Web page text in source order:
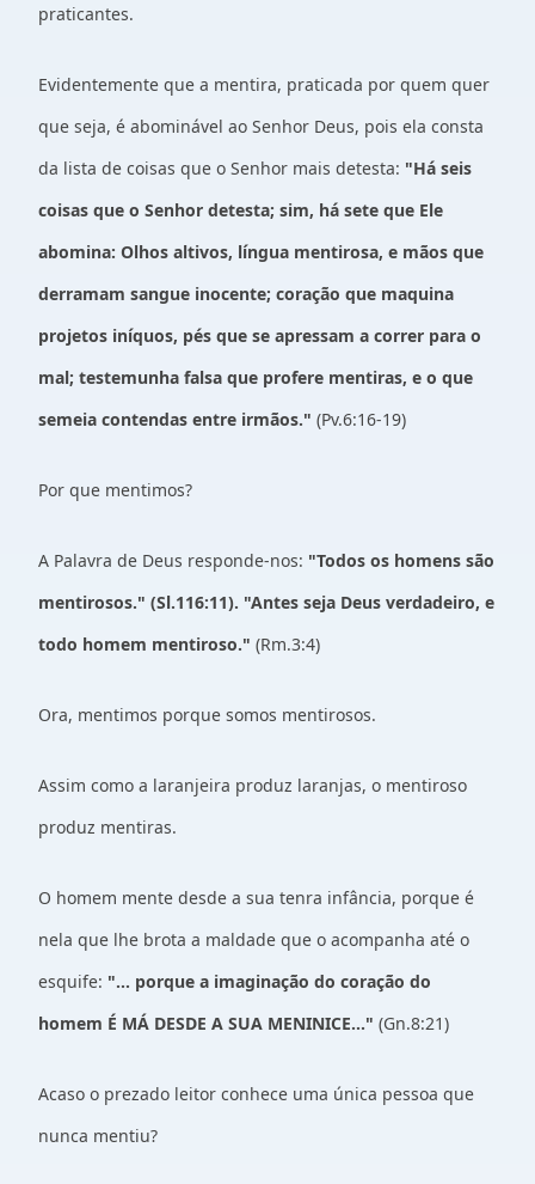
praticantes.
Evidentemente que a mentira, praticada por quem quer
que seja, é abominável ao Senhor Deus, pois ela consta
da lista de coisas que o Senhor mais detesta: "Há seis
coisas que o Senhor detesta; sim, há sete que Ele
abomina: Olhos altivos, língua mentirosa, e mãos que
derramam sangue inocente; coração que maquina
projetos iníquos, pés que se apressam a correr para o
mal; testemunha falsa que profere mentiras, e o que
semeia contendas entre irmãos." (Pv.6:16-19)
Por que mentimos?
A Palavra de Deus responde-nos: "Todos os homens são
mentirosos." (Sl.116:11). "Antes seja Deus verdadeiro, e
todo homem mentiroso." (Rm.3:4)
Ora, mentimos porque somos mentirosos.
Assim como a laranjeira produz laranjas, o mentiroso
produz mentiras.
O homem mente desde a sua tenra infância, porque é
nela que lhe brota a maldade que o acompanha até o
esquife: "... porque a imaginação do coração do
homem É MÁ DESDE A SUA MENINICE..." (Gn.8:21)
Acaso o prezado leitor conhece uma única pessoa que
nunca mentiu?